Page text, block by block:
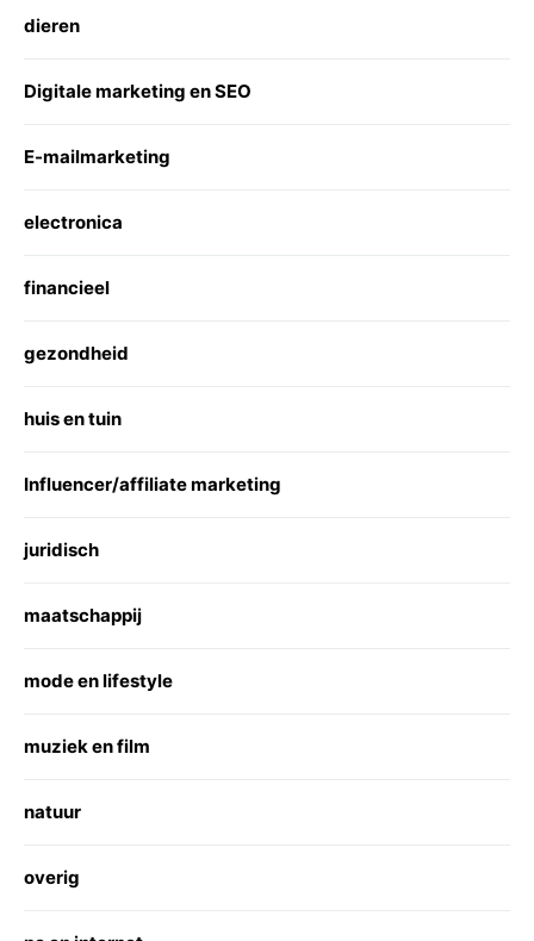
dieren
Digitale marketing en SEO
E-mailmarketing
electronica
financieel
gezondheid
huis en tuin
Influencer/affiliate marketing
juridisch
maatschappij
mode en lifestyle
muziek en film
natuur
overig